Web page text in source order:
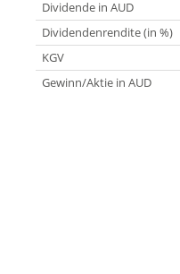
Dividende in AUD
Dividendenrendite (in %)
KGV
Gewinn/Aktie in AUD